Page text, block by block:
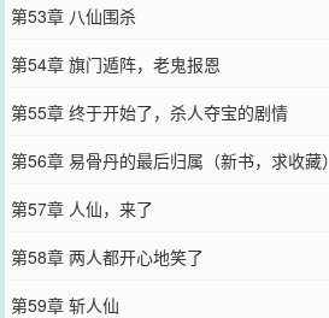
第53章 八仙围杀
第54章 旗门遁阵，老鬼报恩
第55章 终于开始了，杀人夺宝的剧情
第56章 易骨丹的最后归属（新书，求收藏）
第57章 人仙，来了
第58章 两人都开心地笑了
第59章 斩人仙